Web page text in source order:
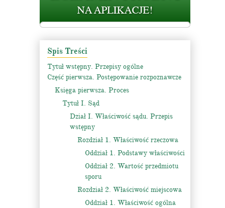
Spis Treści
Tytuł wstępny. Przepisy ogólne
Część pierwsza. Postępowanie rozpoznawcze
Księga pierwsza. Proces
Tytuł I. Sąd
Dział I. Właściwość sądu. Przepis
wstępny
Rozdział 1. Właściwość rzeczowa
Oddział 1. Podstawy właściwości
Oddział 2. Wartość przedmiotu
sporu
Rozdział 2. Właściwość miejscowa
Oddział 1. Właściwość ogólna